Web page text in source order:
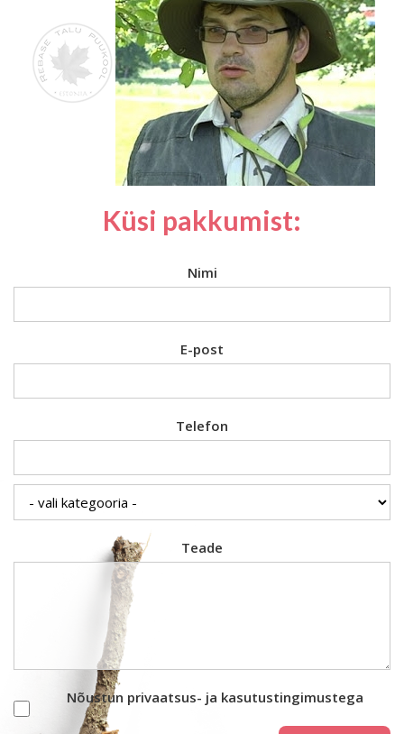
Küsi pakkumist:
Nimi
E-post
Telefon
Teade
Nõustun privaatsus- ja kasutustingimustega